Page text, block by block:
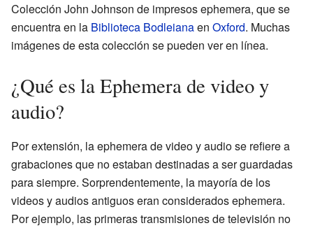
Colección John Johnson de impresos ephemera, que se
encuentra en la Biblioteca Bodleianaen Oxford. Muchas
imágenes de esta colección se pueden ver en línea.
¿Qué es la Ephemera de video y
audio?
Por extensión, la ephemera de video y audio se refiere a
grabaciones que no estaban destinadas a ser guardadas
para siempre. Sorprendentemente, la mayoría de los
videos y audios antiguos eran considerados ephemera.
Por ejemplo, las primeras transmisiones de televisión no